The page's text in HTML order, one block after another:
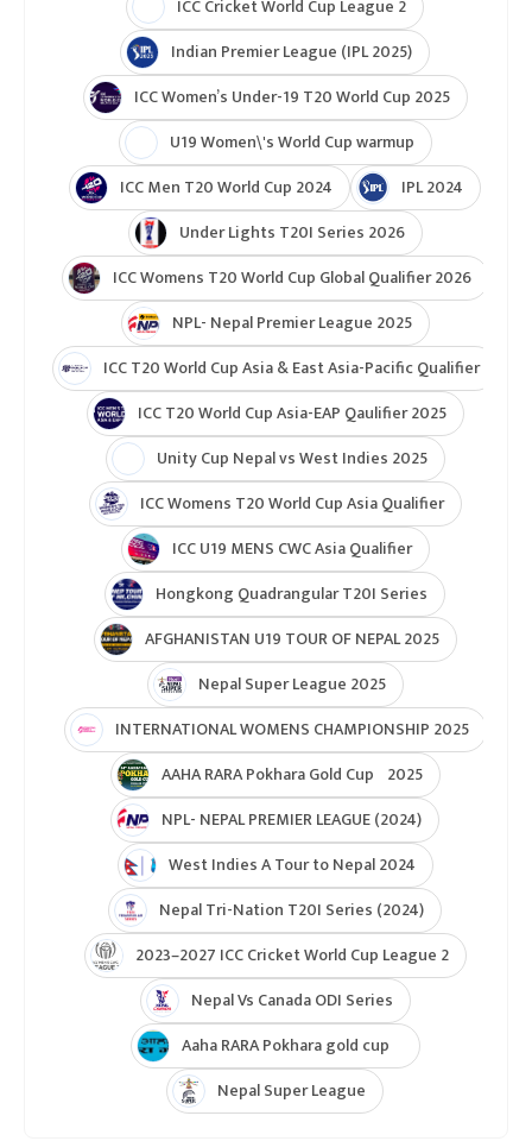
ICC Cricket World Cup League 2
Indian Premier League (IPL 2025)
ICC Women’s Under-19 T20 World Cup 2025
U19 Women\'s World Cup warmup
ICC Men T20 World Cup 2024
IPL 2024
Under Lights T20I Series 2026
ICC Womens T20 World Cup Global Qualifier 2026
NPL- Nepal Premier League 2025
ICC T20 World Cup Asia & East Asia-Pacific Qualifier
ICC T20 World Cup Asia-EAP Qaulifier 2025
Unity Cup Nepal vs West Indies 2025
ICC Womens T20 World Cup Asia Qualifier
ICC U19 MENS CWC Asia Qualifier
Hongkong Quadrangular T20I Series
AFGHANISTAN U19 TOUR OF NEPAL 2025
Nepal Super League 2025
INTERNATIONAL WOMENS CHAMPIONSHIP 2025
AAHA RARA Pokhara Gold Cup 2025
NPL- NEPAL PREMIER LEAGUE (2024)
West Indies A Tour to Nepal 2024
Nepal Tri-Nation T20I Series (2024)
2023–2027 ICC Cricket World Cup League 2
Nepal Vs Canada ODI Series
Aaha RARA Pokhara gold cup
Nepal Super League